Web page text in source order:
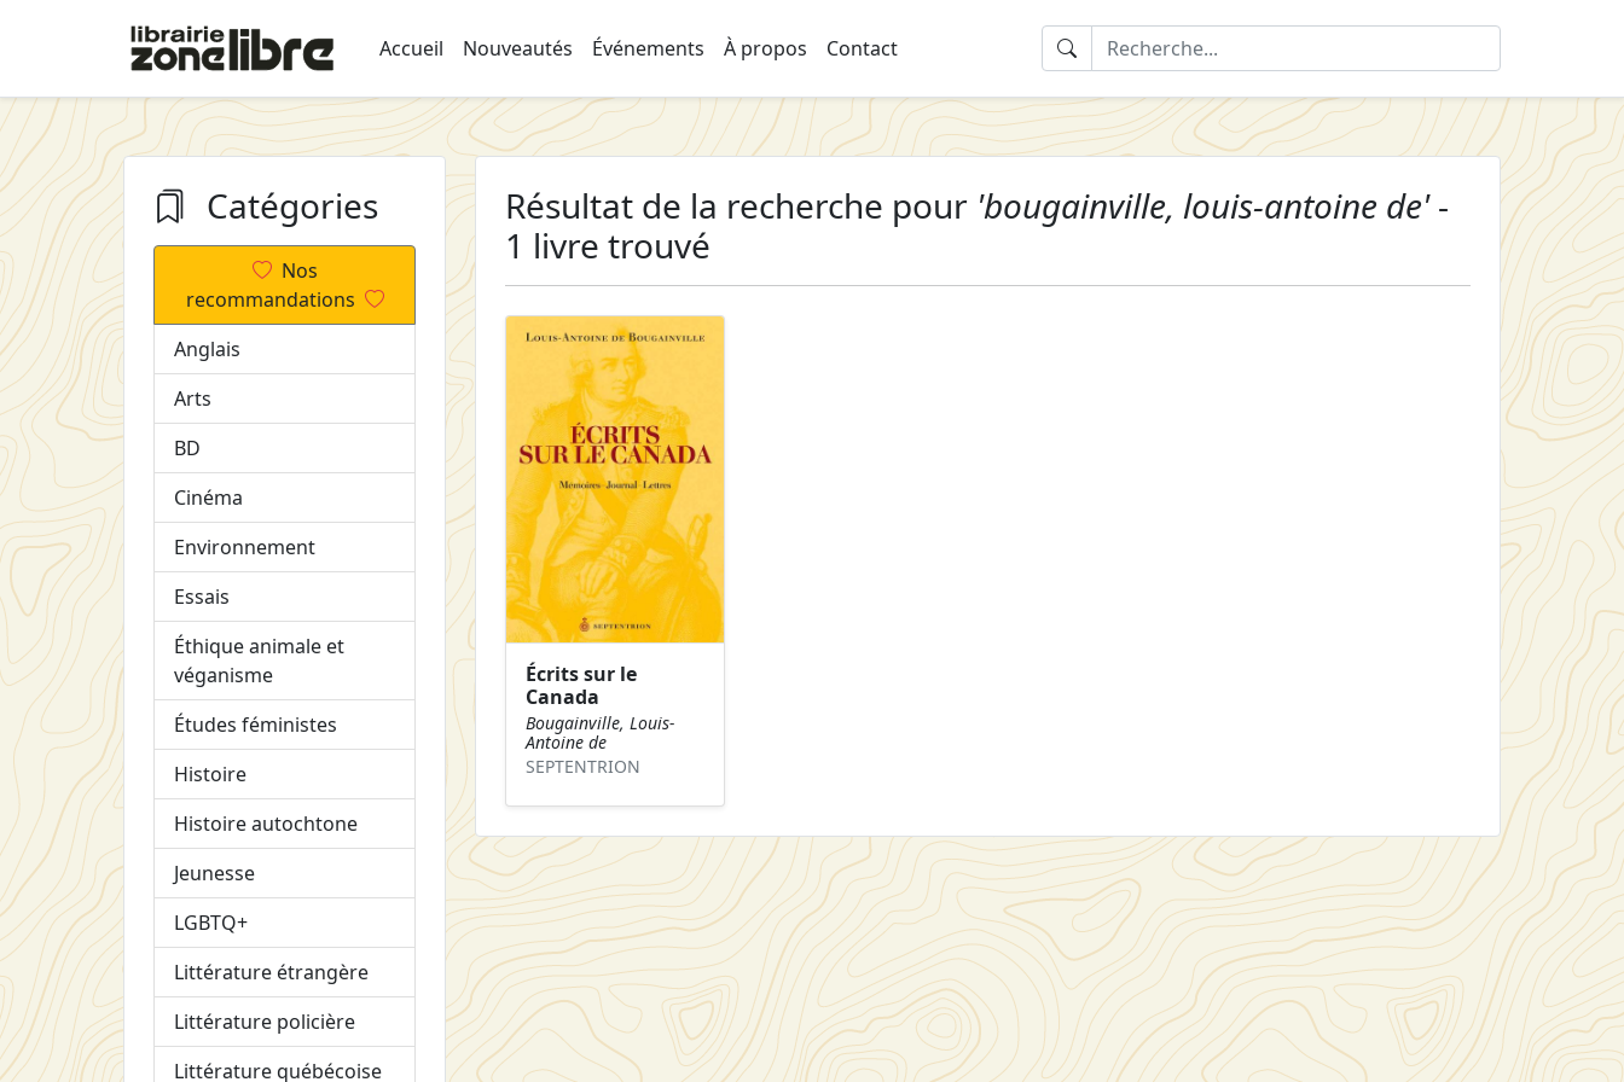
Accueil Nouveautés Événements À propos Contact
Catégories
Nos
recommandations
Anglais
Arts
BD
Cinéma
Environnement
Essais
Éthique animale et
véganisme
Études féministes
Histoire
Histoire autochtone
Jeunesse
LGBTQ+
Littérature étrangère
Littérature policière
Littérature québécoise
Résultat de la recherche pour 'bougainville, louis-antoine de'-
1 livre trouvé
Écrits sur le
Canada
Bougainville, Louis-
Antoine de
SEPTENTRION